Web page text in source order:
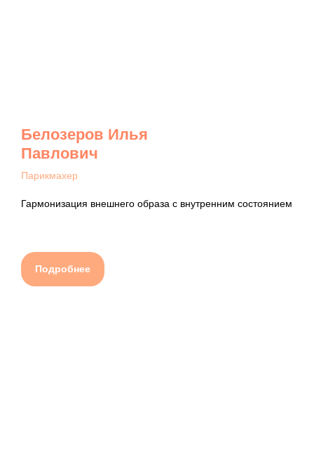
Белозеров Илья
Павлович
Парикмахер
Гармонизация внешнего образа с внутренним состоянием
Подробнее